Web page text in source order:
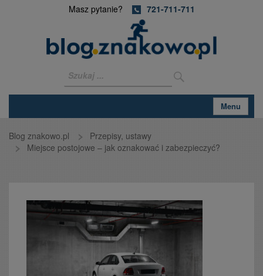
Masz pytanie? 721-711-711
Menu
Blog znakowo.pl
Przepisy, ustawy
Miejsce postojowe – jak oznakować i zabezpieczyć?